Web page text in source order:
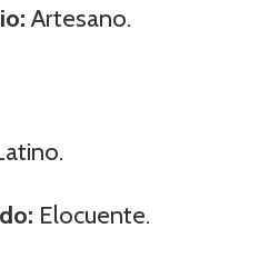
Artesano.
Elocuente.